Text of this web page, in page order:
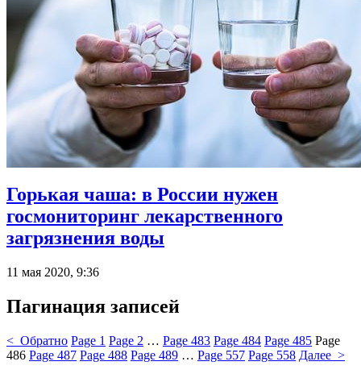
Горькая чаша: в России нужен
госмониторинг лекарственного
загрязнения воды
11 мая 2020, 9:36
Пагинация записей
< Обратно Page 1 Page 2 … Page 483 Page 484 Page 485 Page
486 Page 487 Page 488 Page 489 … Page 557 Page 558 Далее >